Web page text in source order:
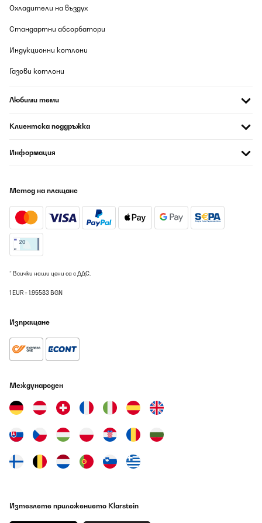
Охладители на въздух
Стандартни абсорбатори
Индукционни котлони
Газови котлони
Любими теми
Клиентска поддръжка
Информация
Метод на плащане
* Всички наши цени са с ДДС.
1 EUR = 1.95583 BGN
Изпращане
Международен
Изтеглете приложението Klarstein